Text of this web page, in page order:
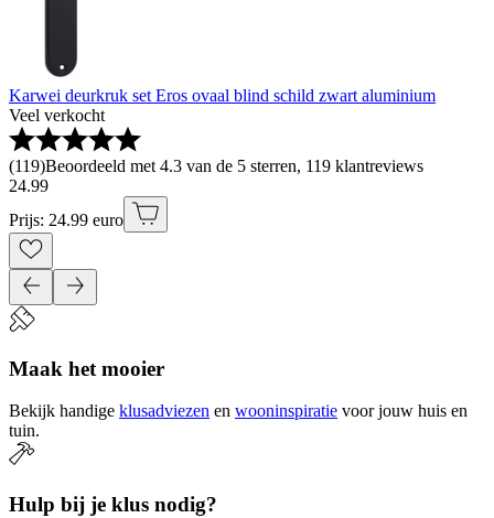
Karwei deurkruk set Eros ovaal blind schild zwart aluminium
Veel verkocht
(119)Beoordeeld met 4.3 van de 5 sterren, 119 klantreviews
24.99
Prijs: 24.99 euro
Maak het mooier
Bekijk handige klusadviezen en wooninspiratie voor jouw huis en
tuin.
Hulp bij je klus nodig?